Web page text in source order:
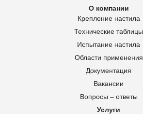
О компании
Крепление настила
Технические таблицы
Испытание настила
Области применения
Документация
Вакансии
Вопросы – ответы
Услуги